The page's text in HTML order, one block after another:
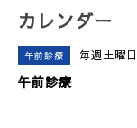
カレンダー
午前診療 毎週土曜日
午前診療